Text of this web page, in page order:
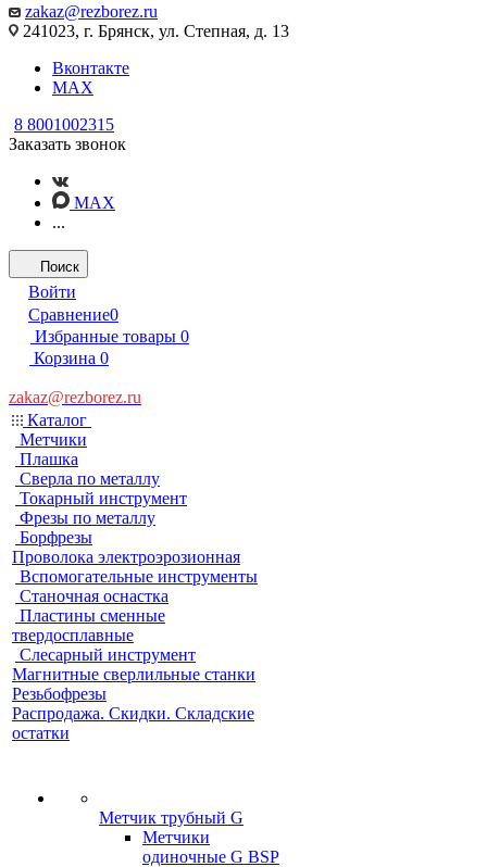
zakaz@rezborez.ru
241023, г. Брянск, ул. Степная, д. 13
Вконтакте
MAX
8 8001002315
Заказать звонок
MAX
...
Поиск
Войти
Сравнение0
Избранные товары 0
Корзина 0
zakaz@rezborez.ru
Каталог
Метчики
Плашка
Сверла по металлу
Токарный инструмент
Фрезы по металлу
Борфрезы
Проволока электроэрозионная
Вспомогательные инструменты
Станочная оснастка
Пластины сменные
твердосплавные
Слесарный инструмент
Магнитные сверлильные станки
Резьбофрезы
Распродажа. Скидки. Складские
остатки
Метчик трубный G
Метчики
одиночные G BSP